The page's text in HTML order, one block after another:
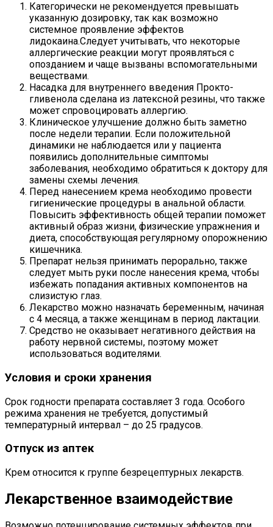
Категорически не рекомендуется превышать
указанную дозировку, так как возможно
системное проявление эффектов
лидокаина.Следует учитывать, что некоторые
аллергические реакции могут проявляться с
опозданием и чаще вызваны вспомогательными
веществами.
Насадка для внутреннего введения Прокто-
гливенола сделана из латексной резины, что также
может спровоцировать аллергию.
Клиническое улучшение должно быть заметно
после недели терапии. Если положительной
динамики не наблюдается или у пациента
появились дополнительные симптомы
заболевания, необходимо обратиться к доктору для
замены схемы лечения.
Перед нанесением крема необходимо провести
гигиенические процедуры в анальной области.
Повысить эффективность общей терапии поможет
активный образ жизни, физические упражнения и
диета, способствующая регулярному опорожнению
кишечника.
Препарат нельзя принимать перорально, также
следует мыть руки после нанесения крема, чтобы
избежать попадания активных компонентов на
слизистую глаз.
Лекарство можно назначать беременным, начиная
с 4 месяца, а также женщинам в период лактации.
Средство не оказывает негативного действия на
работу нервной системы, поэтому может
использоваться водителями.
Условия и сроки хранения
Срок годности препарата составляет 3 года. Особого
режима хранения не требуется, допустимый
температурный интервал – до 25 градусов.
Отпуск из аптек
Крем относится к группе безрецептурных лекарств.
Лекарственное взаимодействие